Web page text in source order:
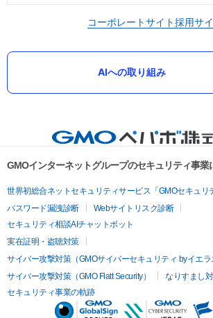
コーポレートサイト採用サ
AIへの取り組み
GMOインターネットグループのセキュリティ事業
世界初総合ネットセキュリティサービス「GMOセキュリ
パスワード漏洩診断
Webサイトリスク診断
セキュリティ相談AIチャットボット
実在証明・盗聴対策
サイバー攻撃対策（GMOサイバーセキュリティ byイエラ
サイバー攻撃対策（GMO Flatt Security）
なりすまし
セキュリティ事業の軌跡